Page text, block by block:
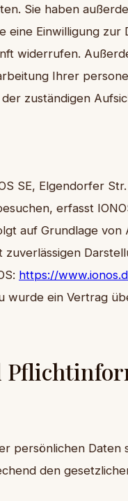
Sie haben
eine Einwilligung
widerrufen.
Ihrer
zuständigen
SE, Elgendorfer
erfasst
auf Grundlage von
https://
wurde ein Vertrag
persönlichen
den